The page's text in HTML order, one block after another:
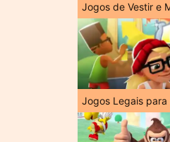
Jogos de Vestir e
Jogos Legais